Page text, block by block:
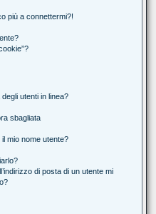
più a connettermi?!
utenti in linea?
sbagliata
mio nome utente?
di posta di un utente mi